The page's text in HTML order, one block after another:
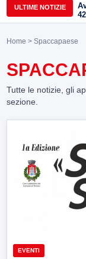
ULTIME NOTIZIE
in
Home > Spaccapaese
Tutte le notizie, gli
sezione.
EVENTI